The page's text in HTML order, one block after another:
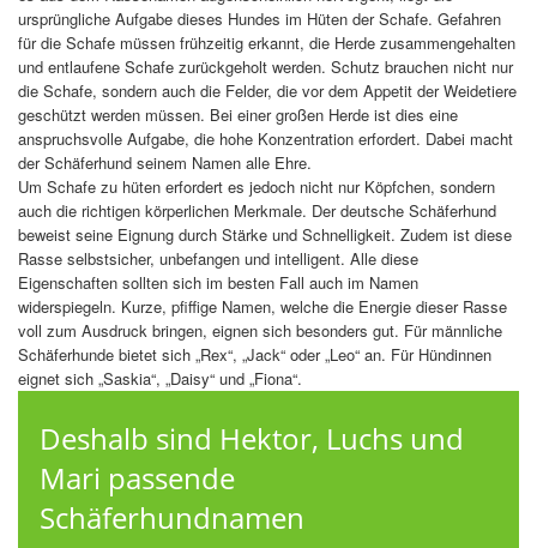
ursprüngliche Aufgabe dieses Hundes im Hüten der Schafe. Gefahren
für die Schafe müssen frühzeitig erkannt, die Herde zusammengehalten
und entlaufene Schafe zurückgeholt werden. Schutz brauchen nicht nur
die Schafe, sondern auch die Felder, die vor dem Appetit der Weidetiere
geschützt werden müssen. Bei einer großen Herde ist dies eine
anspruchsvolle Aufgabe, die hohe Konzentration erfordert. Dabei macht
der Schäferhund seinem Namen alle Ehre.
Um Schafe zu hüten erfordert es jedoch nicht nur Köpfchen, sondern
auch die richtigen körperlichen Merkmale. Der deutsche Schäferhund
beweist seine Eignung durch Stärke und Schnelligkeit. Zudem ist diese
Rasse selbstsicher, unbefangen und intelligent. Alle diese
Eigenschaften sollten sich im besten Fall auch im Namen
widerspiegeln. Kurze, pfiffige Namen, welche die Energie dieser Rasse
voll zum Ausdruck bringen, eignen sich besonders gut. Für männliche
Schäferhunde bietet sich „Rex“, „Jack“ oder „Leo“ an. Für Hündinnen
eignet sich „Saskia“, „Daisy“ und „Fiona“.
Deshalb sind Hektor, Luchs und
Mari passende
Schäferhundnamen